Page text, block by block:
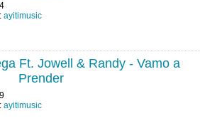
ayitimusic
Ft. Jowell & Randy - Vamo a
Prender
ayitimusic